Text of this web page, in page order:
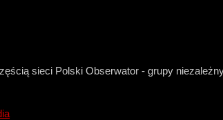
sieci Polski Obserwator - grupy